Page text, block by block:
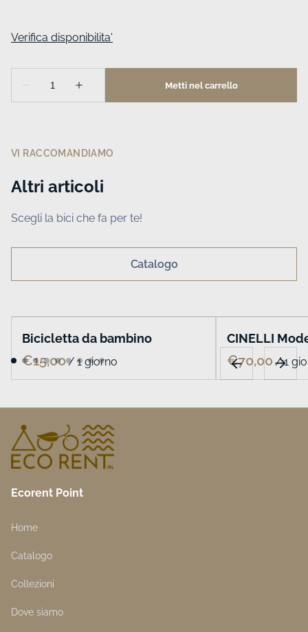
VI RACCOMANDIAMO
Altri articoli
Scegli la bici che fa per te!
Catalogo
Bicicletta da bambino
/
CINELLI
/
Ecorent Point
Home
Catalogo
Collezioni
Dove siamo